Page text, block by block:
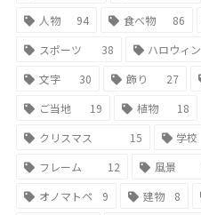
人物
94 食べ物 86
スポーツ
38 ハロウィン
文字
30 飾り 27
ご当地
19 植物 18
クリスマス
15 学校
フレーム
12 風景
オノマトペ
9 建物 8